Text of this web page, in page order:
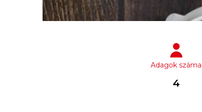
Adagok száma
4